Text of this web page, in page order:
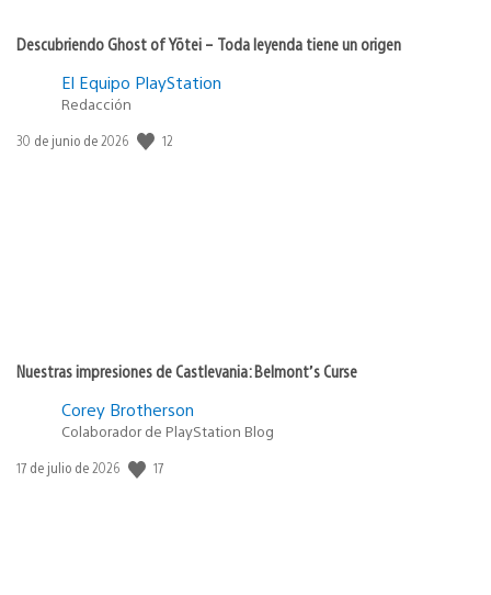
Descubriendo Ghost of Yōtei – Toda leyenda tiene un origen
El Equipo PlayStation
Redacción
Fecha
30 de junio de 2026 12
Nuestras impresiones de Castlevania: Belmont’s Curse
Corey Brotherson
Colaborador de PlayStation Blog
Fecha
17 de julio de 2026 17